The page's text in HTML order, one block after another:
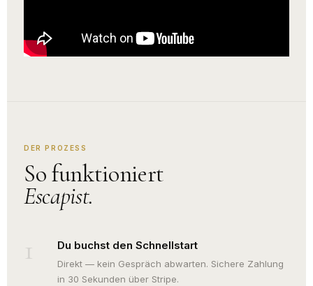
DER PROZESS
So funktioniert
Escapist.
1 Du buchst den Schnellstart
Direkt — kein Gespräch abwarten. Sichere Zahlung
in 30 Sekunden über Stripe.